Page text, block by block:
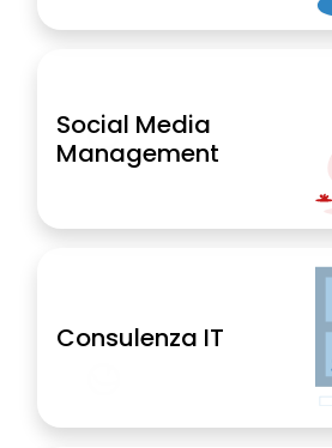
Social Media
Management
Consulenza IT